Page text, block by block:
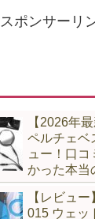
スポンサーリ
【2026年
ペルチェベ
ュー！口
かった本当
【レビュ
015 ウェッ